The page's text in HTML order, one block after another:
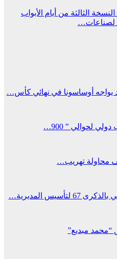
الثالثة من أيام الأبواب
لصناعات…
يواجه أوساسونا في نهائي كأس…
لحوالي ” 900…
محاولة تهريب…
المديرية…
“محمد مبديع”